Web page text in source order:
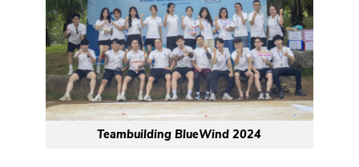
Teambuilding BlueWind 2024